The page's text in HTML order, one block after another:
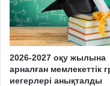
2026-2027 оқу жылына
арналған мемлекеттік
иегерлері анықталды